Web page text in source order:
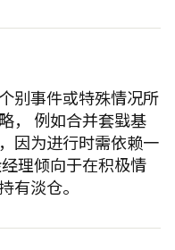
别事件或特殊情况所
， 例如合并套戥基
因为进行时需依赖一
理倾向于在积极情
有淡仓。